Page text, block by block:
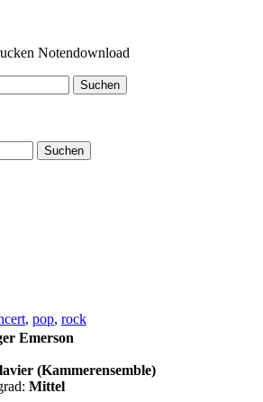
Notendownload
, pop, rock
Emerson
(Kammerensemble)
Mittel